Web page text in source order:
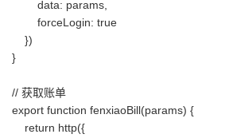
data: params,
forceLogin: true
})
}
// 获取账单
export function fenxiaoBill(params) {
return http({